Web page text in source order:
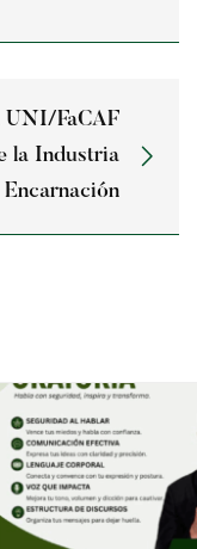
UNI/FaCAF
la Industria
Encarnación